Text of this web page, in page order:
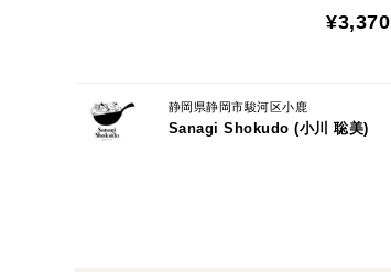
¥3,370
静岡県静岡市駿河区小鹿
Sanagi Shokudo (小川 聡美)